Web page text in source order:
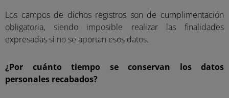
Los campos de dichos registros son de cumplimentación
obligatoria, siendo imposible realizar las finalidades
expresadas si no se aportan esos datos.
¿Por cuánto tiempo se conservan los datos
personales recabados?